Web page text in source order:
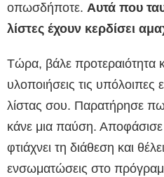
οπωσδήποτε. Αυτά που
λίστες έχουν κερδίσει
Τώρα, βάλε
υλοποιήσεις τις υπόλοιπες
λίστας σου. Παρατήρησε
κάνε μια παύση.
φτιάχνει τη διάθεση και
ενσωματώσεις στο